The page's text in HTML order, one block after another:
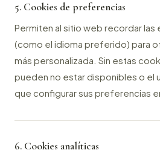
5. Cookies de preferencias
Permiten al sitio web recordar las
(como el idioma preferido) para
más personalizada. Sin estas
pueden no estar disponibles o el
que configurar sus preferencias
6. Cookies analíticas